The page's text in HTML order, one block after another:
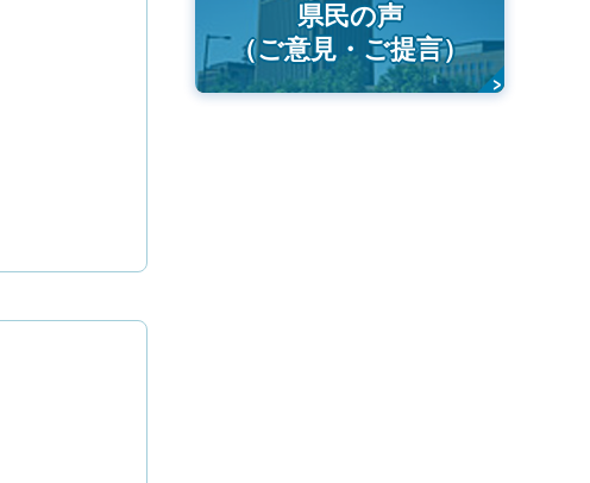
県民の声
（ご意見・ご提言）